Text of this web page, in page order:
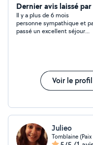
chambres d'hôtes.
également Petsitter J adore les animaux. .et très
sensible à la cruauté
est visible sur LinkedIn
Dernier avis laissé
Il y a plus de 6 mois
personne sympathique et
passé un excellent séjour...
Voir le profil
Julieo
Tomblaine